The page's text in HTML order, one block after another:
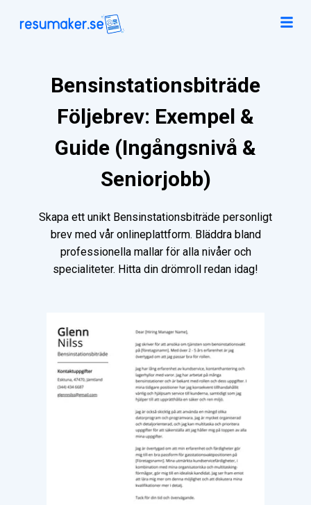
Bensinstationsbiträde
Följebrev: Exempel &
Guide (Ingångsnivå &
Seniorjobb)
Skapa ett unikt Bensinstationsbiträde personligt
brev med vår onlineplattform. Bläddra bland
professionella mallar för alla nivåer och
specialiteter. Hitta din drömroll redan idag!